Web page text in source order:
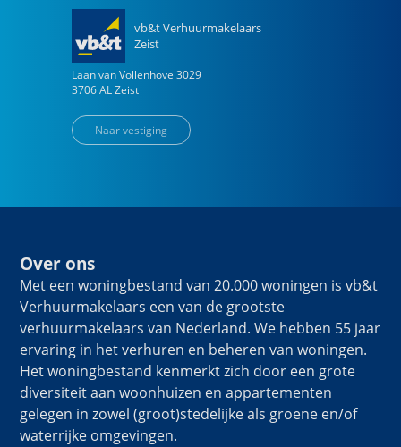
vb&t Verhuurmakelaars
Zeist
Laan van Vollenhove 3029
3706 AL Zeist
Naar vestiging
Over ons
Met een woningbestand van 20.000 woningen is vb&t
Verhuurmakelaars een van de grootste
verhuurmakelaars van Nederland. We hebben 55 jaar
ervaring in het verhuren en beheren van woningen.
Het woningbestand kenmerkt zich door een grote
diversiteit aan woonhuizen en appartementen
gelegen in zowel (groot)stedelijke als groene en/of
waterrijke omgevingen.